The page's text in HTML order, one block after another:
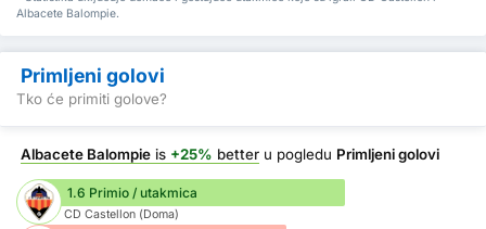
Albacete Balompie.
Primljeni golovi
Tko će primiti golove?
Albacete Balompie is +25% better u pogledu Primljeni golovi
1.6 Primio / utakmica
CD Castellon (Doma)